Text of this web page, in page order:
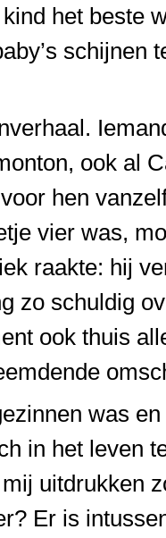
het beste
schijnen
ook al
hen
vier was,
raakte: hij
zo schuldig
ook thuis
was
in het leven
uitdrukken
Er is